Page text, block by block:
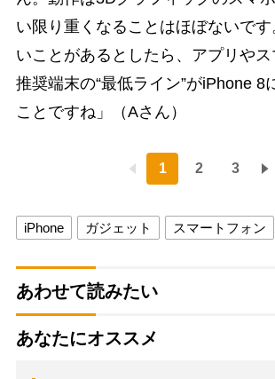
い限り重くなることはほぼないで
いことがあるとしたら、アプリや
推奨端末の“最低ライン”がiPhone 8
ことですね」（Aさん）
1 2 3
iPhone ガジェット スマートフォン
あわせて読みたい
あなたにオススメ